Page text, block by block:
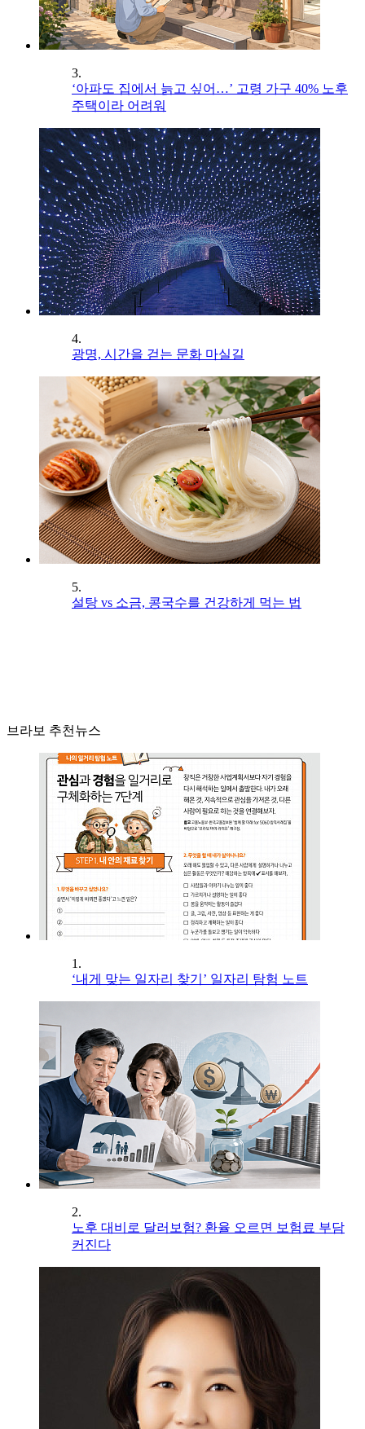
3.
‘아파도 집에서 늙고 싶어…’ 고령 가구 40% 노후
주택이라 어려워
4.
광명, 시간을 걷는 문화 마실길
5.
설탕 vs 소금, 콩국수를 건강하게 먹는 법
브라보 추천뉴스
1.
‘내게 맞는 일자리 찾기’ 일자리 탐험 노트
2.
노후 대비로 달러보험? 환율 오르면 보험료 부담
커진다